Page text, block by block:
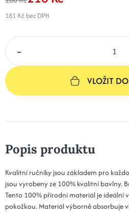
181 Kč bez DPH
–
VLOŽIT
Popis produktu
Kvalitní ručníky jsou základem pro
jsou vyrobeny ze 100% kvalitní bavlny.
Tento 100% přírodní materiál je ideální
pokožkou. Materiál výborně absorbuje